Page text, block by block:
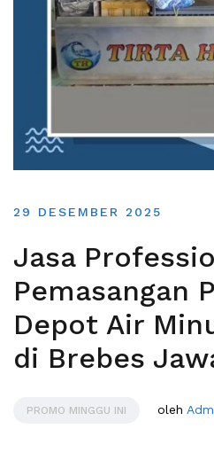
29 DESEMBER 2025
Jasa
Pemasangan
Depot Air
di Brebes
PROMO MINGGU INI oleh